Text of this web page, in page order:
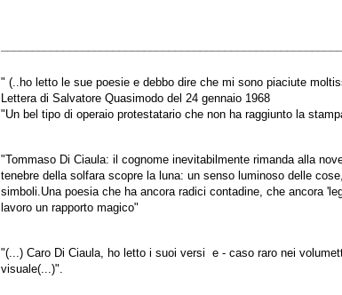
" (..ho letto le sue poesie e debbo dire che mi sono piaciute
Lettera di Salvatore Quasimodo del 24 gennaio 1968
"Un bel tipo di operaio protestatario che non ha raggiunto la
"Tommaso Di Ciaula: il cognome inevitabilmente rimanda alla
tenebre della solfara scopre la luna: un senso luminoso delle
simboli.Una poesia che ha ancora radici contadine, che ancora
lavoro un rapporto magico"
"(...) Caro Di Ciaula, ho letto i suoi versi e - caso raro nei
visuale(...)".